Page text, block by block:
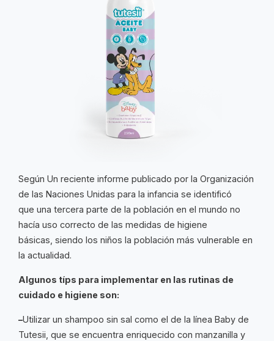
Según Un reciente informe publicado por la Organización
de las Naciones Unidas para la infancia se identificó
que una tercera parte de la población en el mundo no
hacía uso correcto de las medidas de higiene
básicas, siendo los niños la población más vulnerable en
la actualidad.
Algunos típs para implementar en las rutinas de
cuidado e higiene son:
–Utilizar un shampoo sin sal como el de la línea Baby de
Tutesii, que se encuentra enriquecido con manzanilla y